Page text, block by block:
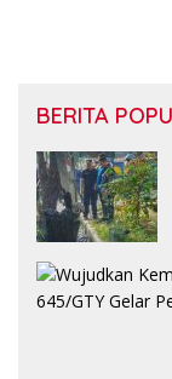
BERITA